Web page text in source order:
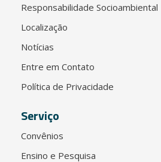
Responsabilidade Socioambiental
Localização
Notícias
Entre em Contato
Política de Privacidade
Serviço
Convênios
Ensino e Pesquisa